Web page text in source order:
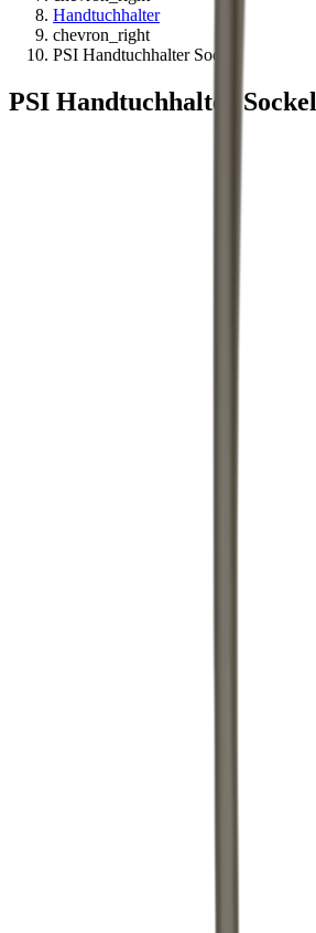
Handtuchhalter
chevron_right
PSI Handtuchhalter Sockel
PSI Handtuchhalter Sockel